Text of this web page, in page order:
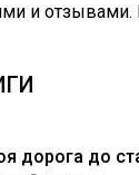
и
дорога до